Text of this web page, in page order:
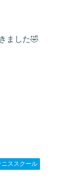
ました🤣
ススクール